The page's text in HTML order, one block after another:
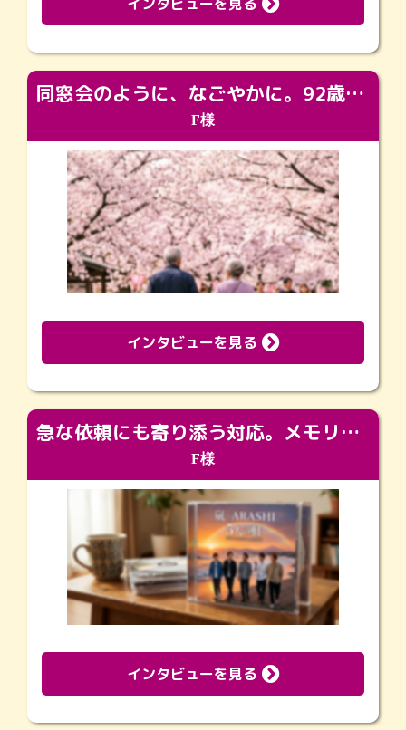
同窓会のように、なごやかに。92歳の旅立ちを彩った、再会と感謝の場
F様
インタビューを見る
急な依頼にも寄り添う対応。メモリアルコーナーで振り返る大切な日々
F様
インタビューを見る